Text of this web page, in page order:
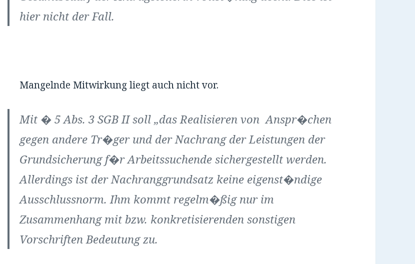
hier nicht der Fall.
Mangelnde Mitwirkung liegt auch nicht vor.
Mit � 5 Abs. 3 SGB II soll „das Realisieren von Anspr�chen
gegen andere Tr�ger und der Nachrang der Leistungen der
Grundsicherung f�r Arbeitssuchende sichergestellt werden.
Allerdings ist der Nachranggrundsatz keine eigenst�ndige
Ausschlussnorm. Ihm kommt regelm�ßig nur im
Zusammenhang mit bzw. konkretisierenden sonstigen
Vorschriften Bedeutung zu.